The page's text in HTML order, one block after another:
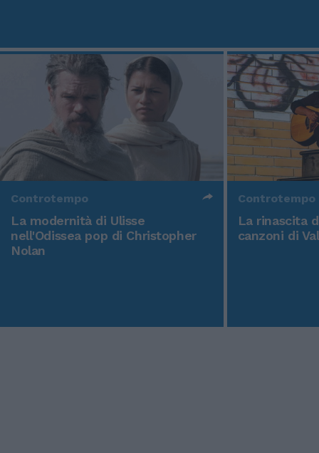
Controtempo
La modernità di Ulisse
nell'Odissea pop di Christopher
Nolan
Controtempo
La rinascita
canzoni di